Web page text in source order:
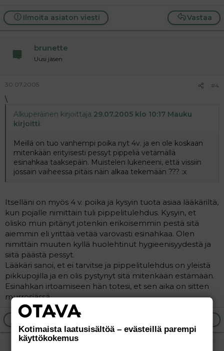
Vastaa
Ilmoita asiaton viesti
brunette
Uusi jäsen
30.07.2005 #4
\
Alkuperäinen kirjoittaja 29.07.2005 klo 10:17 Mauku
kirjoitti:
Meillä on tuo vanhempi poika nyt 4v. ja en ole koskaan
mitenkään erityisesti pessyt pippeliä vetämällä
esinahkaa taaksepäin. Muistelen lukeneeni, että vissiin
jossain vaiheessa pitäis näin alkaa tekemään ??? :x
Itselläni on myös 4 v. poika ja kysyin tuota asiaa lääkäriltä,
kun pojalle nimittäin tuli pippelitulehdus. Kysyin, et
olisko mun pitänyt jotenkin erikoisemmin pestä sitä
aiemmin eli yrittää vetää varovasti esinahkaa. Olen
nimittäin muuten kyllä huolehtinut hygieenisyydestä ja
siitä päästä pessyt.
Lääkäri sanoi, et ei tarvitse ja pippelitulehdus on yleistä
pikkupojilla ja en olis pystynyt sitä mitenkään estämään.
Esinahkan irtoamiseen hän totesi, et sen aika on sitten
murrosiässä.
Ilmoita asiaton viesti
Kotimaista laatusisältöä – evästeillä parempi
käyttökokemus